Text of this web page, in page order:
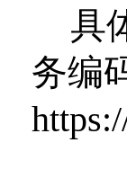
具
务编